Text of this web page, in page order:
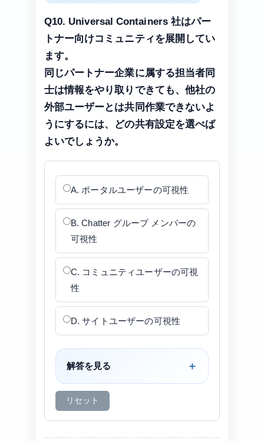
Q10. Universal Containers 社はパー
トナー向けコミュニティを展開してい
ます。
同じパートナー企業に属する担当者同
士は情報をやり取りできても、他社の
外部ユーザーとは共同作業できないよ
うにするには、どの共有設定を選べば
よいでしょうか。
A. ポータルユーザーの可視性
B. Chatter グループ メンバーの
可視性
C. コミュニティユーザーの可視
性
D. サイトユーザーの可視性
解答を見る
リセット